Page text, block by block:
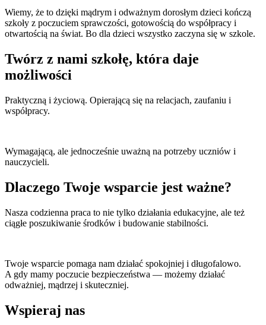
Wiemy, że to dzięki mądrym i odważnym dorosłym dzieci kończą
szkoły z poczuciem sprawczości, gotowością do współpracy i
otwartością na świat. Bo dla dzieci wszystko zaczyna się w szkole.
Twórz z nami szkołę, która daje
możliwości
Praktyczną i życiową. Opierającą się na relacjach, zaufaniu i
współpracy.
Wymagającą, ale jednocześnie uważną na potrzeby uczniów i
nauczycieli.
Dlaczego Twoje wsparcie jest ważne?
Nasza codzienna praca to nie tylko działania edukacyjne, ale też
ciągłe poszukiwanie środków i budowanie stabilności.
Twoje wsparcie pomaga nam działać spokojniej i długofalowo.
A gdy mamy poczucie bezpieczeństwa — możemy działać
odważniej, mądrzej i skuteczniej.
Wspieraj nas